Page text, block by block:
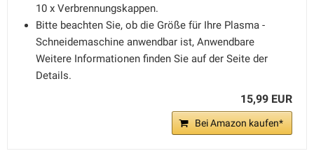
10 x Verbrennungskappen.
Bitte beachten Sie, ob die Größe für Ihre Plasma -
Schneidemaschine anwendbar ist, Anwendbare
Weitere Informationen finden Sie auf der Seite der
Details.
15,99 EUR
Bei Amazon kaufen*